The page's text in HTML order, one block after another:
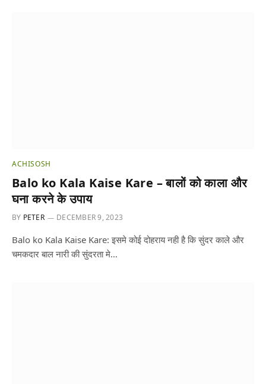
ACHISOSH
Balo ko Kala Kaise Kare – बालों को काला और
घना करने के उपाय
BY PETER DECEMBER 9, 2023
Balo ko Kala Kaise Kare: इसमे कोई दोहराय नही है कि सुंदर काले और
चमकदार बाल नारी की सुंदरता मे…